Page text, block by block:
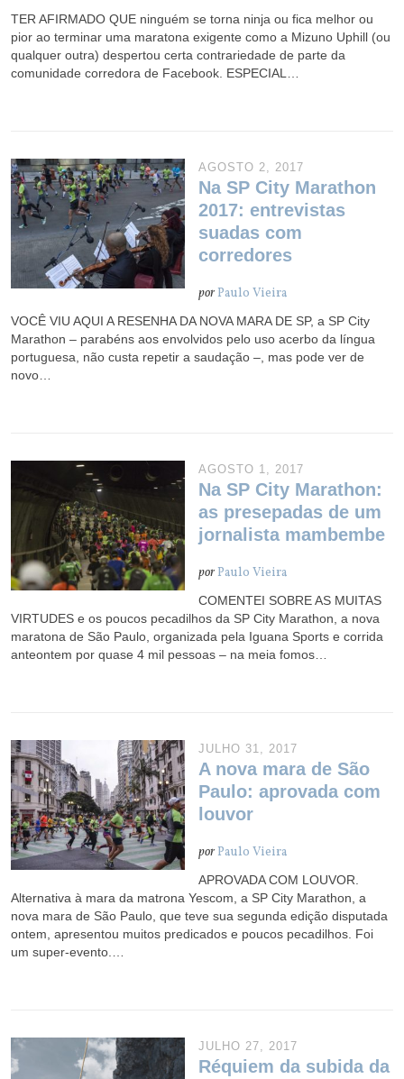
TER AFIRMADO QUE ninguém se torna ninja ou fica melhor ou
pior ao terminar uma maratona exigente como a Mizuno Uphill (ou
qualquer outra) despertou certa contrariedade de parte da
comunidade corredora de Facebook. ESPECIAL…
AGOSTO 2, 2017
Na SP City Marathon
2017: entrevistas
suadas com
corredores
porPaulo Vieira
VOCÊ VIU AQUI A RESENHA DA NOVA MARA DE SP, a SP City
Marathon – parabéns aos envolvidos pelo uso acerbo da língua
portuguesa, não custa repetir a saudação –, mas pode ver de
novo…
AGOSTO 1, 2017
Na SP City Marathon:
as presepadas de um
jornalista mambembe
porPaulo Vieira
COMENTEI SOBRE AS MUITAS
VIRTUDES e os poucos pecadilhos da SP City Marathon, a nova
maratona de São Paulo, organizada pela Iguana Sports e corrida
anteontem por quase 4 mil pessoas – na meia fomos…
JULHO 31, 2017
A nova mara de São
Paulo: aprovada com
louvor
porPaulo Vieira
APROVADA COM LOUVOR.
Alternativa à mara da matrona Yescom, a SP City Marathon, a
nova mara de São Paulo, que teve sua segunda edição disputada
ontem, apresentou muitos predicados e poucos pecadilhos. Foi
um super-evento.…
JULHO 27, 2017
Réquiem da subida da